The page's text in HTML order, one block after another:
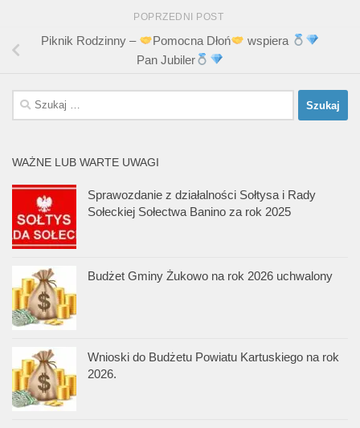
POPRZEDNI POST
Piknik Rodzinny – Pomocna Dłoń
wspiera
Pan Jubiler
Szukaj:
WAŻNE LUB WARTE UWAGI
Sprawozdanie z działalności Sołtysa i Rady
Sołeckiej Sołectwa Banino za rok 2025
Budżet Gminy Żukowo na rok 2026 uchwalony
Wnioski do Budżetu Powiatu Kartuskiego na rok
2026.